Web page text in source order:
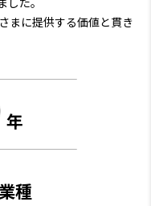
まに提供する価値と貫き
年
業種